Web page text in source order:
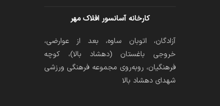
کارخانه آسانسور افلاک مهر
آزادگان، اتوبان ساوه، بعد از عوارضی،
خروجی باغستان (دهشاد بالا)، کوچه
فرهنگیان، رو‌به‌روی مجموعه فرهنگی ورزشی
شهدای دهشاد بالا